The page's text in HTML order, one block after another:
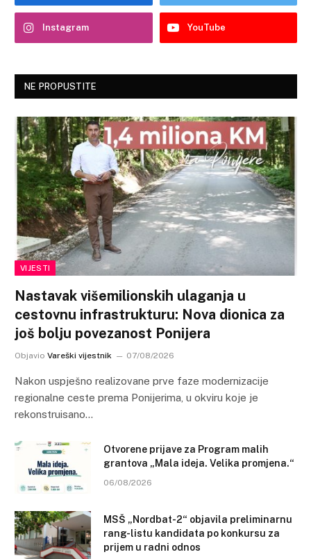
Instagram YouTube
NE PROPUSTITE
VIJESTI
Nastavak višemilionskih ulaganja u
cestovnu infrastrukturu: Nova dionica za
još bolju povezanost Ponijera
Objavio Vareški vijestnik 07/08/2026
Nakon uspješno realizovane prve faze modernizacije
regionalne ceste prema Ponijerima, u okviru koje je
rekonstruisano…
Otvorene prijave za Program malih
grantova „Mala ideja. Velika promjena.“
06/08/2026
MSŠ „Nordbat-2“ objavila preliminarnu
rang-listu kandidata po konkursu za
prijem u radni odnos